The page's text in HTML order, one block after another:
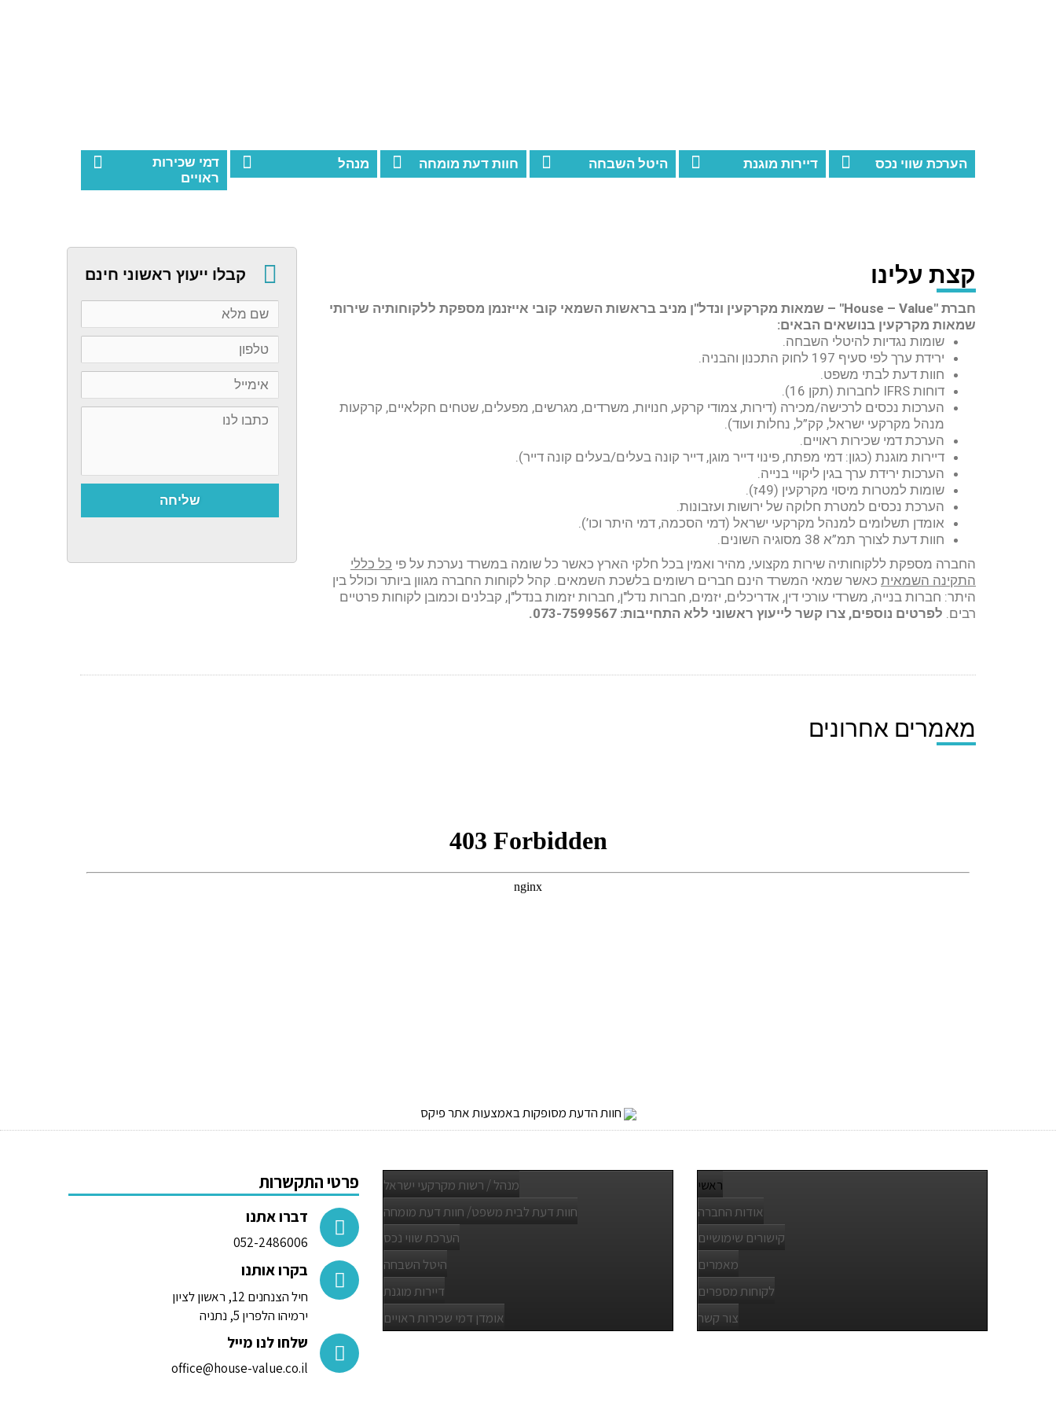
הערכת שווי נכס דיירות מוגנת היטל השבחה חוות דעת מומחה מנהל
דמי שכירות
ראויים
קצת עלינו
חברת "House – Value" – שמאות מקרקעין ונדל"ן מניב בראשות השמאי קובי אייזנמן מספקת ללקוחותיה שירותי
שמאות מקרקעין בנושאים הבאים:
שומות נגדיות להיטלי השבחה.
ירידת ערך לפי סעיף 197 לחוק התכנון והבניה.
חוות דעת לבתי משפט.
דוחות IFRS לחברות (תקן 16).
הערכות נכסים לרכישה/מכירה (דירות, צמודי קרקע, חנויות, משרדים, מגרשים, מפעלים, שטחים חקלאיים, קרקעות
מנהל מקרקעי ישראל, קק”ל, נחלות ועוד).
הערכת דמי שכירות ראויים.
דיירות מוגנת (כגון: דמי מפתח, פינוי דייר מוגן, דייר קונה בעלים/בעלים קונה דייר).
הערכות ירידת ערך בגין ליקויי בנייה.
שומות למטרות מיסוי מקרקעין (49ז).
הערכת נכסים למטרת חלוקה של ירושות ועזבונות.
אומדן תשלומים למנהל מקרקעי ישראל (דמי הסכמה, דמי היתר וכו’).
חוות דעת לצורך תמ”א 38 מסוגיה השונים.
החברה מספקת ללקוחותיה שירות מקצועי, מהיר ואמין בכל חלקי הארץ כאשר כל שומה במשרד נערכת על פי כל כללי
התקינה השמאית כאשר שמאי המשרד הינם חברים רשומים בלשכת השמאים. קהל לקוחות החברה מגוון ביותר וכולל בין
היתר: חברות בנייה, משרדי עורכי דין, אדריכלים, יזמים, חברות נדל"ן, חברות יזמות בנדל"ן, קבלנים וכמובן לקוחות פרטיים
רבים. לפרטים נוספים, צרו קשר לייעוץ ראשוני ללא התחייבות: 073-7599567.
קבלו ייעוץ ראשוני חינם
שליחה
מאמרים אחרונים
חוות הדעת מסופקות באמצעות אתר פיקס
ראשי
אודות החברה
קישורים שימושיים
מאמרים
לקוחות מספרים
צור קשר
מנהל / רשות מקרקעי ישראל
חוות דעת לבית משפט/ חוות דעת מומחה
הערכת שווי נכס
היטל השבחה
דיירות מוגנת
אומדן דמי שכירות ראויים
פרטי התקשרות
דברו אתנו
052-2486006
בקרו אותנו
חיל הצנחנים 12, ראשון לציון
ירמיהו הלפרין 5, נתניה
שלחו לנו מייל
office@house-value.co.il